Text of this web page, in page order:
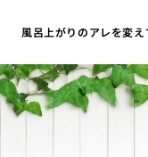
風呂上がりのアレを変